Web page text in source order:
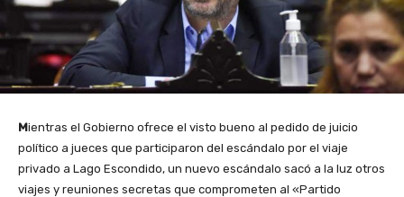
Mientras el Gobierno ofrece el visto bueno al pedido de juicio
político a jueces que participaron del escándalo por el viaje
privado a Lago Escondido, un nuevo escándalo sacó a la luz otros
viajes y reuniones secretas que comprometen al «Partido